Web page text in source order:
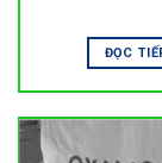
ĐỌC